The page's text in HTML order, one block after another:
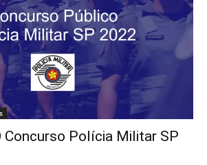
Concurso Polícia Militar SP